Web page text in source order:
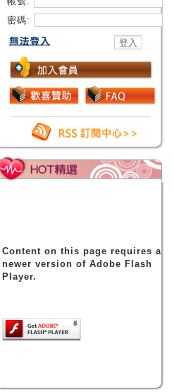
密碼:
Content on this page requires a
newer version of Adobe Flash
Player.